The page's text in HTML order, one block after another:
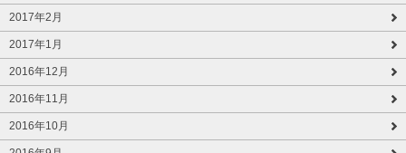
2017年2月
2017年1月
2016年12月
2016年11月
2016年10月